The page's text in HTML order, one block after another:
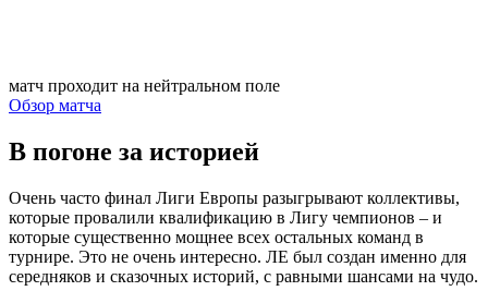
матч проходит на нейтральном поле
Обзор матча
В погоне за историей
Очень часто финал Лиги Европы разыгрывают коллективы,
которые провалили квалификацию в Лигу чемпионов – и
которые существенно мощнее всех остальных команд в
турнире. Это не очень интересно. ЛЕ был создан именно для
середняков и сказочных историй, с равными шансами на чудо.